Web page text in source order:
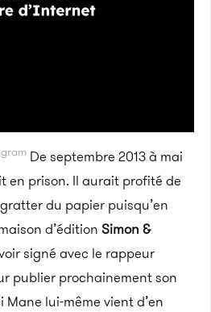
De septembre 2013 à mai
en prison. Il aurait profité de
du papier puisqu’en
d’édition Simon &
signé avec le rappeur
publier prochainement son
lui-même vient d’en